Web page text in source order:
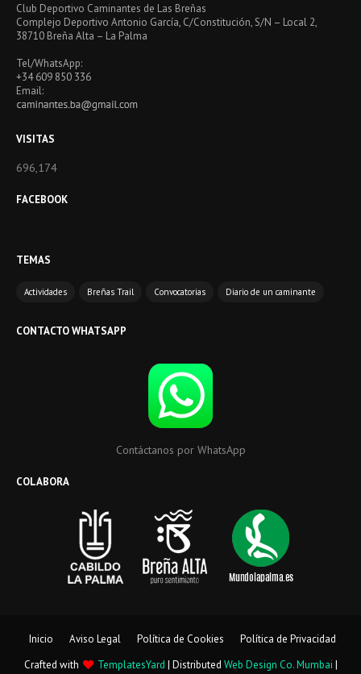
Club Deportivo Caminantes de Las Breñas
Complejo Deportivo Antonio García, C/Constitución, S/N – Local 2,
38710 Breña Alta – La Palma
Tel/WhatsApp:
+34 609 850 336
Email:
VISITAS
696,174
FACEBOOK
TEMAS
Actividades Breñas Trail Convocatorias Diario de un caminante
CONTACTO WHATSAPP
Contáctanos por WhatsApp
COLABORA
Inicio Aviso Legal Política de Cookies
Política de Privacidad
Crafted with
TemplatesYard | Distributed Web Design Co. Mumbai |